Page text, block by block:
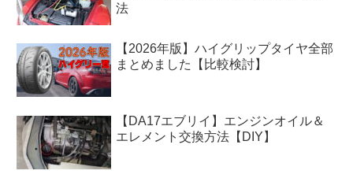
法
【2026年版】ハイグリップタイヤ全部
まとめました【比較検討】
【DA17エブリイ】エンジンオイル＆
エレメント交換方法【DIY】